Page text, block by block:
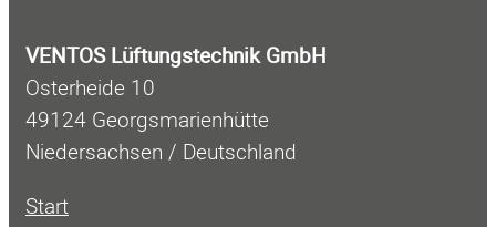
VENTOS Lüftungstechnik GmbH
Osterheide 10
49124 Georgsmarienhütte
Niedersachsen / Deutschland
Start